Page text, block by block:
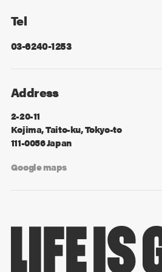
Tel
03-6240-1253
Address
2-20-11
Kojima, Taito-ku, Tokyo-to
111-0056 Japan
Google maps